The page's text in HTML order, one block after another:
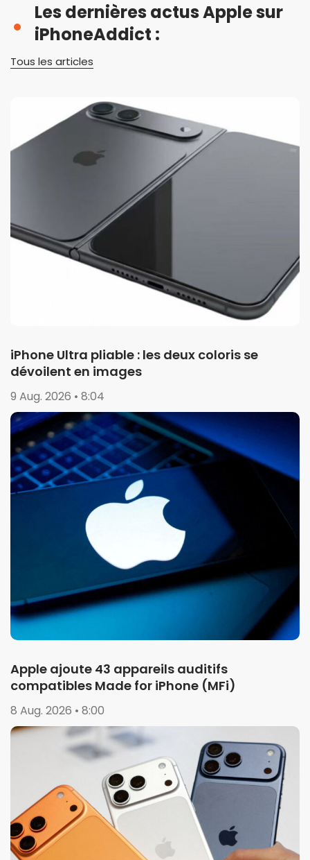
Les dernières actus Apple sur
iPhoneAddict :
Tous les articles
iPhone Ultra pliable : les deux coloris se
dévoilent en images
9 Aug. 2026 • 8:04
Apple ajoute 43 appareils auditifs
compatibles Made for iPhone (MFi)
8 Aug. 2026 • 8:00